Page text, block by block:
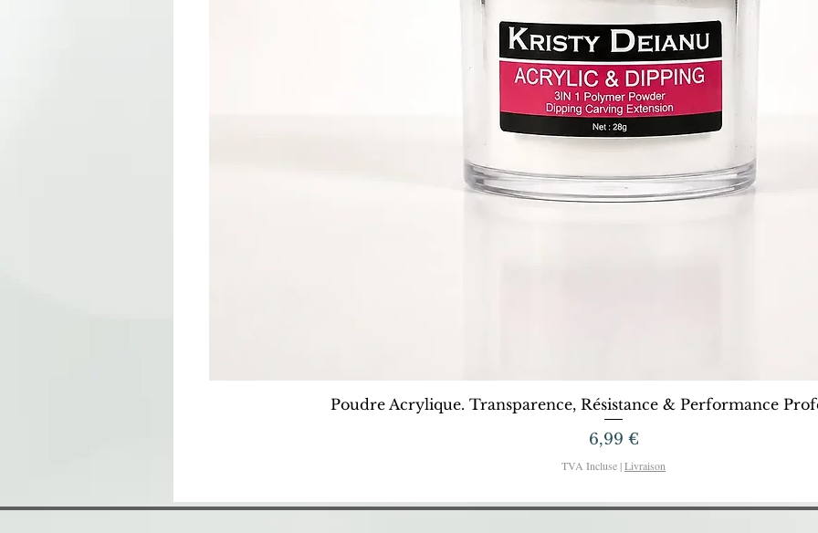
Aperçu rapide
Poudre Acrylique. Transparence, Résistance & Performance
Prix
6,99 €
TVA Incluse |Livraison